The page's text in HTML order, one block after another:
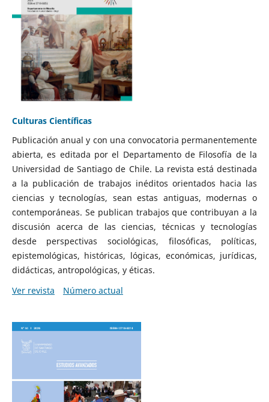
Culturas Científicas
Publicación anual y con una convocatoria permanentemente
abierta, es editada por el Departamento de Filosofía de la
Universidad de Santiago de Chile. La revista está destinada
a la publicación de trabajos inéditos orientados hacia las
ciencias y tecnologías, sean estas antiguas, modernas o
contemporáneas. Se publican trabajos que contribuyan a la
discusión acerca de las ciencias, técnicas y tecnologías
desde perspectivas sociológicas, filosóficas, políticas,
epistemológicas, históricas, lógicas, económicas, jurídicas,
didácticas, antropológicas, y éticas.
Ver revista
Número actual